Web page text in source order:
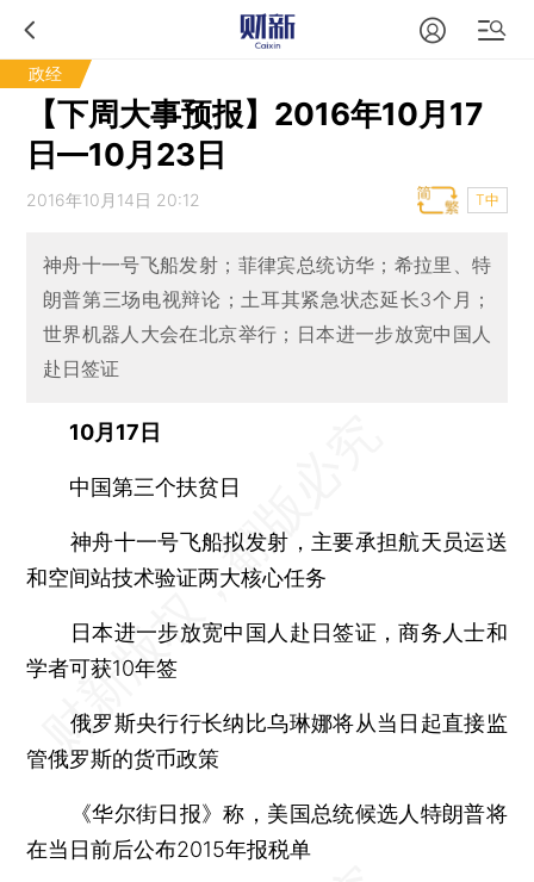
政经
【下周大事预报】2016年10月17
日—10月23日
2016年10月14日 20:12 T中
神舟十一号飞船发射；菲律宾总统访华；希拉里、特
朗普第三场电视辩论；土耳其紧急状态延长3个月；
世界机器人大会在北京举行；日本进一步放宽中国人
赴日签证
10月17日
中国第三个扶贫日
神舟十一号飞船拟发射，主要承担航天员运送
和空间站技术验证两大核心任务
日本进一步放宽中国人赴日签证，商务人士和
学者可获10年签
俄罗斯央行行长纳比乌琳娜将从当日起直接监
管俄罗斯的货币政策
《华尔街日报》称，美国总统候选人特朗普将
在当日前后公布2015年报税单